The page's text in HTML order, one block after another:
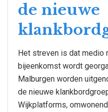
de nieuwe
Het streven is dat medio
bijeenkomst wordt
Malburgen worden
de nieuwe
Wijkplatforms,